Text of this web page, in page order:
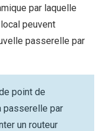
par laquelle
peuvent
passerelle par
point de
passerelle par
un routeur